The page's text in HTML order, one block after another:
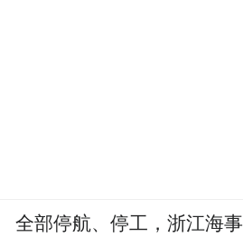
全部停航、停工，浙江海事